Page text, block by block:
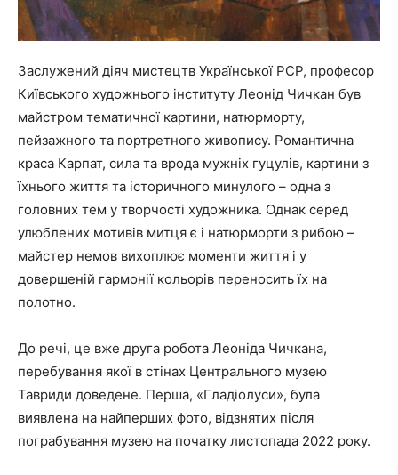
Заслужений діяч мистецтв Української РСР, професор
Київського художнього інституту Леонід Чичкан був
майстром тематичної картини, натюрморту,
пейзажного та портретного живопису. Романтична
краса Карпат, сила та врода мужніх гуцулів, картини з
їхнього життя та історичного минулого – одна з
головних тем у творчості художника. Однак серед
улюблених мотивів митця є і натюрморти з рибою –
майстер немов вихоплює моменти життя і у
довершеній гармонії кольорів переносить їх на
полотно.
До речі, це вже друга робота Леоніда Чичкана,
перебування якої в стінах Центрального музею
Тавриди доведене. Перша, «Гладіолуси», була
виявлена на найперших фото, відзнятих після
пограбування музею на початку листопада 2022 року.